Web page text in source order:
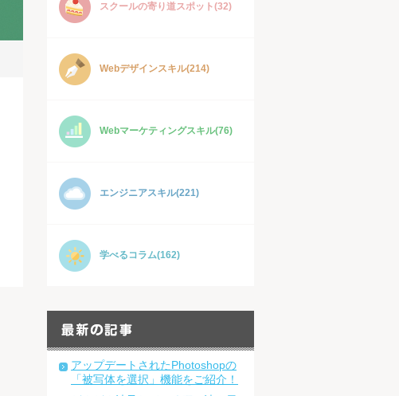
スクールの寄り道スポット(32)
Webデザインスキル(214)
Webマーケティングスキル(76)
エンジニアスキル(221)
学べるコラム(162)
アップデートされたPhotoshopの
「被写体を選択」機能をご紹介！